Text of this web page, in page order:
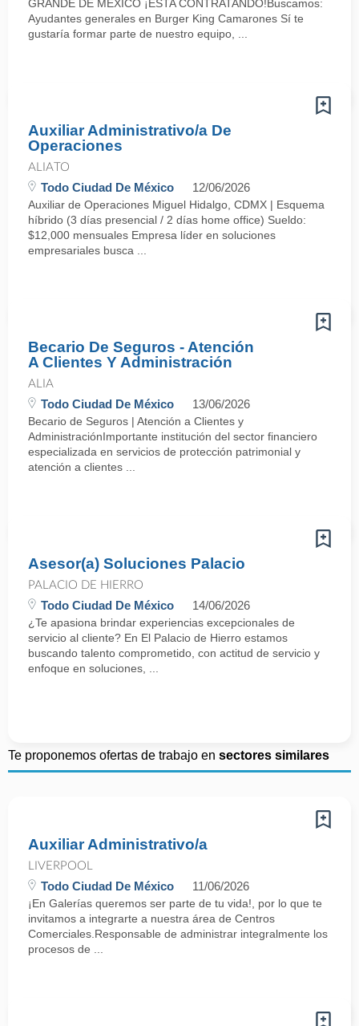
GRANDE DE MÉXICO ¡ESTA CONTRATANDO!Buscamos:
Ayudantes generales en Burger King Camarones Sí te
gustaría formar parte de nuestro equipo, ...
Auxiliar Administrativo/a De
Operaciones
ALIATO
Todo Ciudad De México 12/06/2026
Auxiliar de Operaciones Miguel Hidalgo, CDMX | Esquema
híbrido (3 días presencial / 2 días home office) Sueldo:
$12,000 mensuales Empresa líder en soluciones
empresariales busca ...
Becario De Seguros - Atención
A Clientes Y Administración
ALIA
Todo Ciudad De México 13/06/2026
Becario de Seguros | Atención a Clientes y
AdministraciónImportante institución del sector financiero
especializada en servicios de protección patrimonial y
atención a clientes ...
Asesor(a) Soluciones Palacio
PALACIO DE HIERRO
Todo Ciudad De México 14/06/2026
¿Te apasiona brindar experiencias excepcionales de
servicio al cliente? En El Palacio de Hierro estamos
buscando talento comprometido, con actitud de servicio y
enfoque en soluciones, ...
Te proponemos ofertas de trabajo en sectores similares
Auxiliar Administrativo/a
LIVERPOOL
Todo Ciudad De México 11/06/2026
¡En Galerías queremos ser parte de tu vida!, por lo que te
invitamos a integrarte a nuestra área de Centros
Comerciales.Responsable de administrar integralmente los
procesos de ...